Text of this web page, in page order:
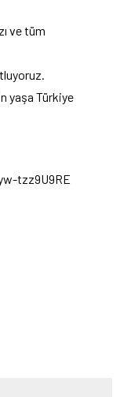
ve tüm
yaşa Türkiye
tzz9U9RE